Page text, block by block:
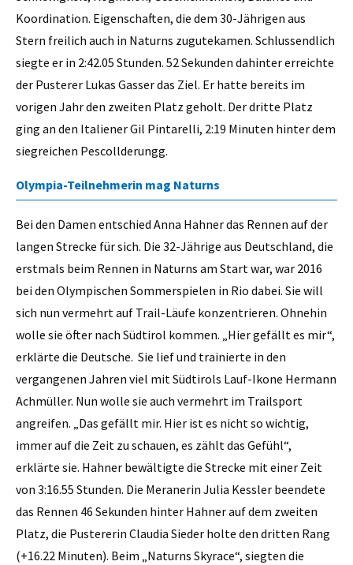
Koordination. Eigenschaften, die dem 30-Jährigen aus
Stern freilich auch in Naturns zugutekamen. Schlussendlich
siegte er in 2:42.05 Stunden. 52 Sekunden dahinter erreichte
der Pusterer Lukas Gasser das Ziel. Er hatte bereits im
vorigen Jahr den zweiten Platz geholt. Der dritte Platz
ging an den Italiener Gil Pintarelli, 2:19 Minuten hinter dem
siegreichen Pescollderungg.
Olympia-Teilnehmerin mag Naturns
Bei den Damen entschied Anna Hahner das Rennen auf der
langen Strecke für sich. Die 32-Jährige aus Deutschland, die
erstmals beim Rennen in Naturns am Start war, war 2016
bei den Olympischen Sommerspielen in Rio dabei. Sie will
sich nun vermehrt auf Trail-Läufe konzentrieren. Ohnehin
wolle sie öfter nach Südtirol kommen. „Hier gefällt es mir“,
erklärte die Deutsche. Sie lief und trainierte in den
vergangenen Jahren viel mit Südtirols Lauf-Ikone Hermann
Achmüller. Nun wolle sie auch vermehrt im Trailsport
angreifen. „Das gefällt mir. Hier ist es nicht so wichtig,
immer auf die Zeit zu schauen, es zählt das Gefühl“,
erklärte sie. Hahner bewältigte die Strecke mit einer Zeit
von 3:16.55 Stunden. Die Meranerin Julia Kessler beendete
das Rennen 46 Sekunden hinter Hahner auf dem zweiten
Platz, die Pustererin Claudia Sieder holte den dritten Rang
(+16.22 Minuten). Beim „Naturns Skyrace“, siegten die